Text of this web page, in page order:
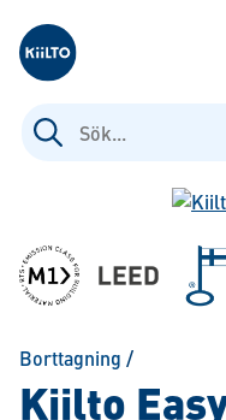
Kiilto Sweden
Sök
efter:
Borttagning /
Kiilto